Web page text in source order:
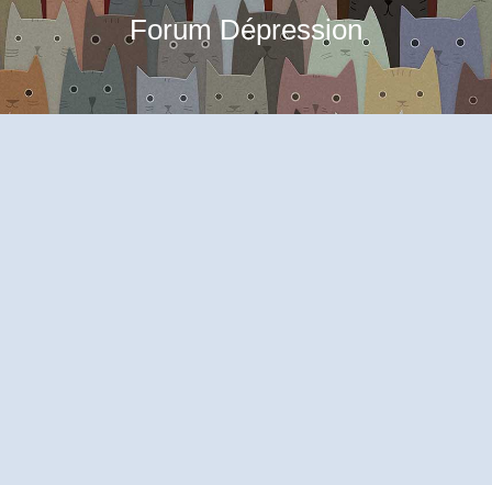
Forum Dépression